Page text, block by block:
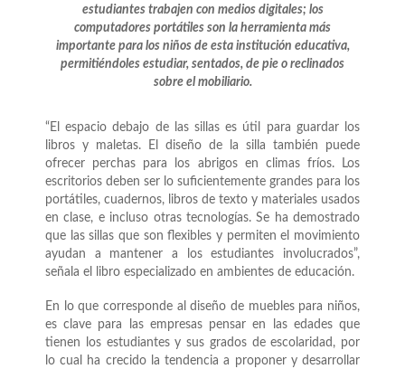
estudiantes trabajen con medios digitales; los
computadores portátiles son la herramienta más
importante para los niños de esta institución educativa,
permitiéndoles estudiar, sentados, de pie o reclinados
sobre el mobiliario.
“El espacio debajo de las sillas es útil para guardar los
libros y maletas. El diseño de la silla también puede
ofrecer perchas para los abrigos en climas fríos. Los
escritorios deben ser lo suficientemente grandes para los
portátiles, cuadernos, libros de texto y materiales usados
en clase, e incluso otras tecnologías. Se ha demostrado
que las sillas que son flexibles y permiten el movimiento
ayudan a mantener a los estudiantes involucrados”,
señala el libro especializado en ambientes de educación.
En lo que corresponde al diseño de muebles para niños,
es clave para las empresas pensar en las edades que
tienen los estudiantes y sus grados de escolaridad, por
lo cual ha crecido la tendencia a proponer y desarrollar